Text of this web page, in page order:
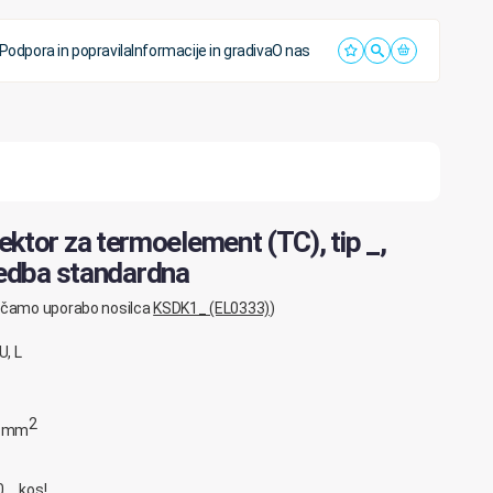
Podpora in popravilaInformacije in gradivaO nas
za termoelement (TC), tip _,
standardna
uporabo nosilca KSDK1_ (EL0333))
L
mm2